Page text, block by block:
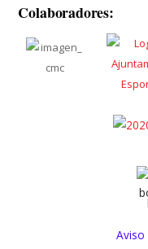
Colaboradores:
Aviso